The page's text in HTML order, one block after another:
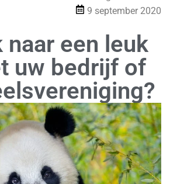
9 september 2020
naar een leuk
uw bedrijf of